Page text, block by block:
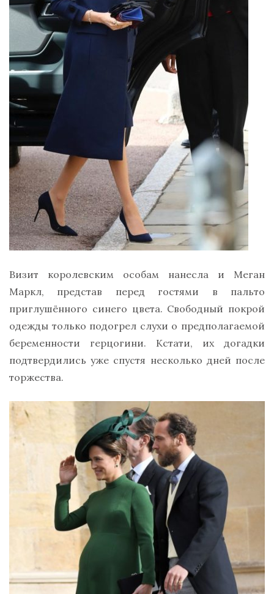
Визит королевским особам нанесла и Меган
Маркл, представ перед гостями в пальто
приглушённого синего цвета. Свободный покрой
одежды только подогрел слухи о предполагаемой
беременности герцогини. Кстати, их догадки
подтвердились уже спустя несколько дней после
торжества.